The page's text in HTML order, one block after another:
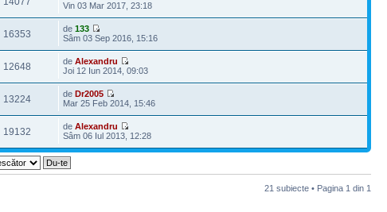
Vin 03 Mar 2017, 23:18
16353 de133
Sâm 03 Sep 2016, 15:16
12648 deAlexandru
Joi 12 Iun 2014, 09:03
13224 deDr2005
Mar 25 Feb 2014, 15:46
19132 deAlexandru
Sâm 06 Iul 2013, 12:28
21 subiecte • Pagina 1 din 1